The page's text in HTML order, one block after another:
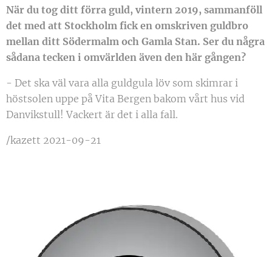
När du tog ditt förra guld, vintern 2019, sammanföll
det med att Stockholm fick en omskriven guldbro
mellan ditt Södermalm och Gamla Stan. Ser du några
sådana tecken i omvärlden även den här gången?
- Det ska väl vara alla guldgula löv som skimrar i
höstsolen uppe på Vita Bergen bakom vårt hus vid
Danvikstull! Vackert är det i alla fall.
/kazett 2021-09-21